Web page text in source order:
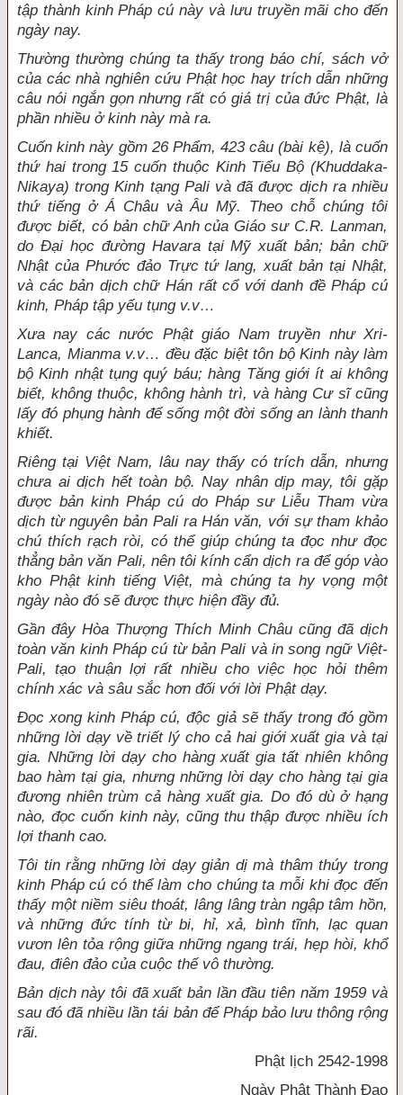
tập thành kinh Pháp cú này và lưu truyền mãi cho đến
ngày nay.
Thường thường chúng ta thấy trong báo chí, sách vở
của các nhà nghiên cứu Phật học hay trích dẫn những
câu nói ngắn gọn nhưng rất có giá trị của đức Phật, là
phần nhiều ở kinh này mà ra.
Cuốn kinh này gồm 26 Phẩm, 423 câu (bài kệ), là cuốn
thứ hai trong 15 cuốn thuộc Kinh Tiểu Bộ (Khuddaka-
Nikaya) trong Kinh tạng Pali và đã được dịch ra nhiều
thứ tiếng ở Á Châu và Âu Mỹ. Theo chỗ chúng tôi
được biết, có bản chữ Anh của Giáo sư C.R. Lanman,
do Đại học đường Havara tại Mỹ xuất bản; bản chữ
Nhật của Phước đảo Trực tứ lang, xuất bản tại Nhật,
và các bản dịch chữ Hán rất cổ với danh đề Pháp cú
kinh, Pháp tập yếu tụng v.v…
Xưa nay các nước Phật giáo Nam truyền như Xri-
Lanca, Mianma v.v… đều đặc biệt tôn bộ Kinh này làm
bộ Kinh nhật tụng quý báu; hàng Tăng giới ít ai không
biết, không thuộc, không hành trì, và hàng Cư sĩ cũng
lấy đó phụng hành để sống một đời sống an lành thanh
khiết.
Riêng tại Việt Nam, lâu nay thấy có trích dẫn, nhưng
chưa ai dịch hết toàn bộ. Nay nhân dịp may, tôi gặp
được bản kinh Pháp cú do Pháp sư Liễu Tham vừa
dịch từ nguyên bản Pali ra Hán văn, với sự tham khảo
chú thích rạch ròi, có thể giúp chúng ta đọc như đọc
thẳng bản văn Pali, nên tôi kính cẩn dịch ra để góp vào
kho Phật kinh tiếng Việt, mà chúng ta hy vọng một
ngày nào đó sẽ được thực hiện đầy đủ.
Gần đây Hòa Thượng Thích Minh Châu cũng đã dịch
toàn văn kinh Pháp cú từ bản Pali và in song ngữ Việt-
Pali, tạo thuận lợi rất nhiều cho việc học hỏi thêm
chính xác và sâu sắc hơn đối với lời Phật dạy.
Đọc xong kinh Pháp cú, độc giả sẽ thấy trong đó gồm
những lời dạy về triết lý cho cả hai giới xuất gia và tại
gia. Những lời dạy cho hàng xuất gia tất nhiên không
bao hàm tại gia, nhưng những lời dạy cho hàng tại gia
đương nhiên trùm cả hàng xuất gia. Do đó dù ở hạng
nào, đọc cuốn kinh này, cũng thu thập được nhiều ích
lợi thanh cao.
Tôi tin rằng những lời dạy giản dị mà thâm thúy trong
kinh Pháp cú có thể làm cho chúng ta mỗi khi đọc đến
thấy một niềm siêu thoát, lâng lâng tràn ngập tâm hồn,
và những đức tính từ bi, hỉ, xả, bình tĩnh, lạc quan
vươn lên tỏa rộng giữa những ngang trái, hẹp hòi, khổ
đau, điên đảo của cuộc thế vô thường.
Bản dịch này tôi đã xuất bản lần đầu tiên năm 1959 và
sau đó đã nhiều lần tái bản để Pháp bảo lưu thông rộng
rãi.
Phật lịch 2542-1998
Ngày Phật Thành Đạo